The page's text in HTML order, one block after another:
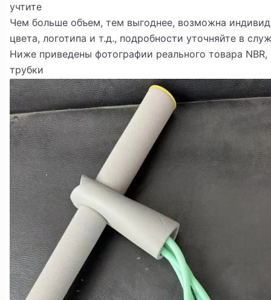
учтите
Чем больше объем, тем выгоднее, возможна
цвета, логотипа и т.д., подробности уточняйте в
Ниже приведены фотографии реального товара
трубки